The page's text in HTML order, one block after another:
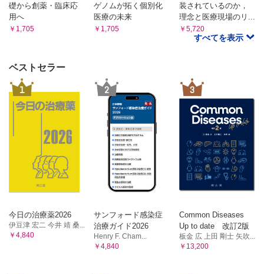
礎から創薬・臨床応
用へ
￥1,705
ゲノムが拓く個別化
医療の未来
￥1,705
装されているのか，
理念と医療現場のリ...
￥5,720
すべてを表示
ベストセラー
1
今日の治療薬2026
伊豆津 宏二 今井 靖 桑...
￥4,840
2
サンフォード感染症
治療ガイド2026
Henry F. Cham...
￥4,840
3
Common Diseases
Up to date 改訂2版
板金 広 上田 剛士 矢吹...
￥13,200